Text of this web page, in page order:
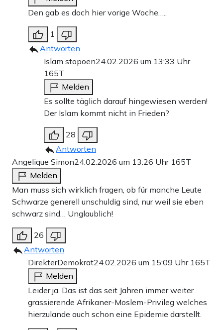
Den gab es doch hier vorige Woche…..
1
Antworten
Islam stopoen24.02.2026 um 13:33 Uhr
165T
Melden
Es sollte täglich darauf hingewiesen werden!
Der Islam kommt nicht in Frieden?
28
Antworten
Angelique Simon24.02.2026 um 13:26 Uhr 165T
Melden
Man muss sich wirklich fragen, ob für manche Leute
Schwarze generell unschuldig sind, nur weil sie eben
schwarz sind… Unglaublich!
26
Antworten
DirekterDemokrat24.02.2026 um 15:09 Uhr 165T
Melden
Leider ja. Das ist das seit Jahren immer weiter
grassierende Afrikaner-Moslem-Privileg welches
hierzulande auch schon eine Epidemie darstellt.